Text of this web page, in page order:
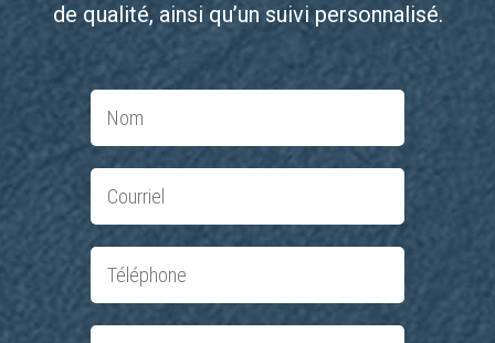
de qualité, ainsi qu’un suivi personnalisé.